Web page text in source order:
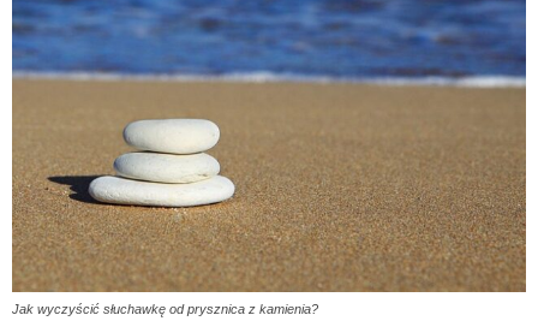
Jak wyczyścić słuchawkę od prysznica z kamienia?